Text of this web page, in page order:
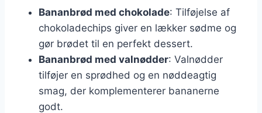
Bananbrød med chokolade: Tilføjelse af
chokoladechips giver en lækker sødme og
gør brødet til en perfekt dessert.
Bananbrød med valnødder: Valnødder
tilføjer en sprødhed og en nøddeagtig
smag, der komplementerer bananerne
godt.